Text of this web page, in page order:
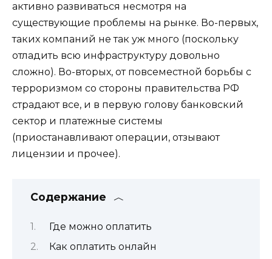
активно развиваться несмотря на
существующие проблемы на рынке. Во-первых,
таких компаний не так уж много (поскольку
отладить всю инфраструктуру довольно
сложно). Во-вторых, от повсеместной борьбы с
терроризмом со стороны правительства РФ
страдают все, и в первую голову банковский
сектор и платежные системы
(приостанавливают операции, отзывают
лицензии и прочее).
Содержание
Где можно оплатить
Как оплатить онлайн